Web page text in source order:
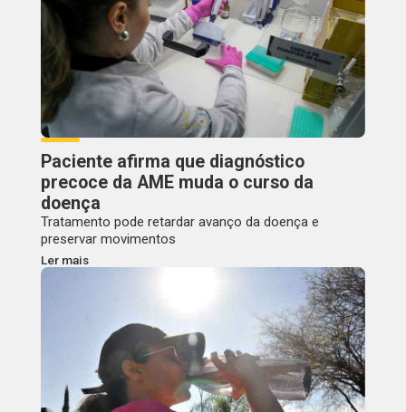
Paciente afirma que diagnóstico
precoce da AME muda o curso da
doença
Tratamento pode retardar avanço da doença e
preservar movimentos
Ler mais